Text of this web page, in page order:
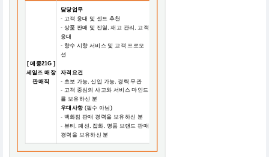
[ 메종21G ]
세일즈 매장
판매직
담당업무
- 고객 응대 및 센트 추천
- 상품 판매 및 진열, 재고 관리, 고객
응대
- 향수 시향 서비스 및 고객 프로모
션
자격요건
- 초보 가능, 신입 가능, 경력 무관
- 고객 중심의 사고와 서비스 마인드
를 보유하신 분
우대사항 (필수 아님)
- 백화점 판매 경력을 보유하신 분
- 뷰티, 패션, 잡화, 명품 브랜드 판매
경력을 보유하신 분